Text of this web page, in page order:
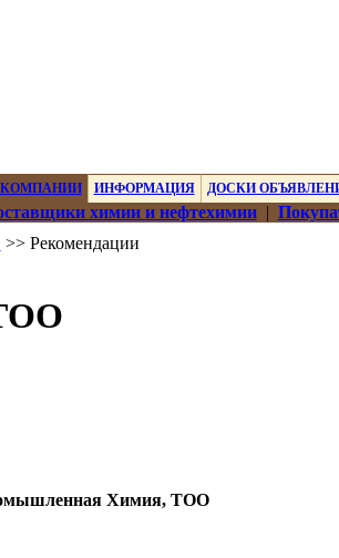
КОМПАНИИ ИНФОРМАЦИЯ ДОСКИ
химии и нефтехимии|
>> Рекомендации
Химия, ТОО